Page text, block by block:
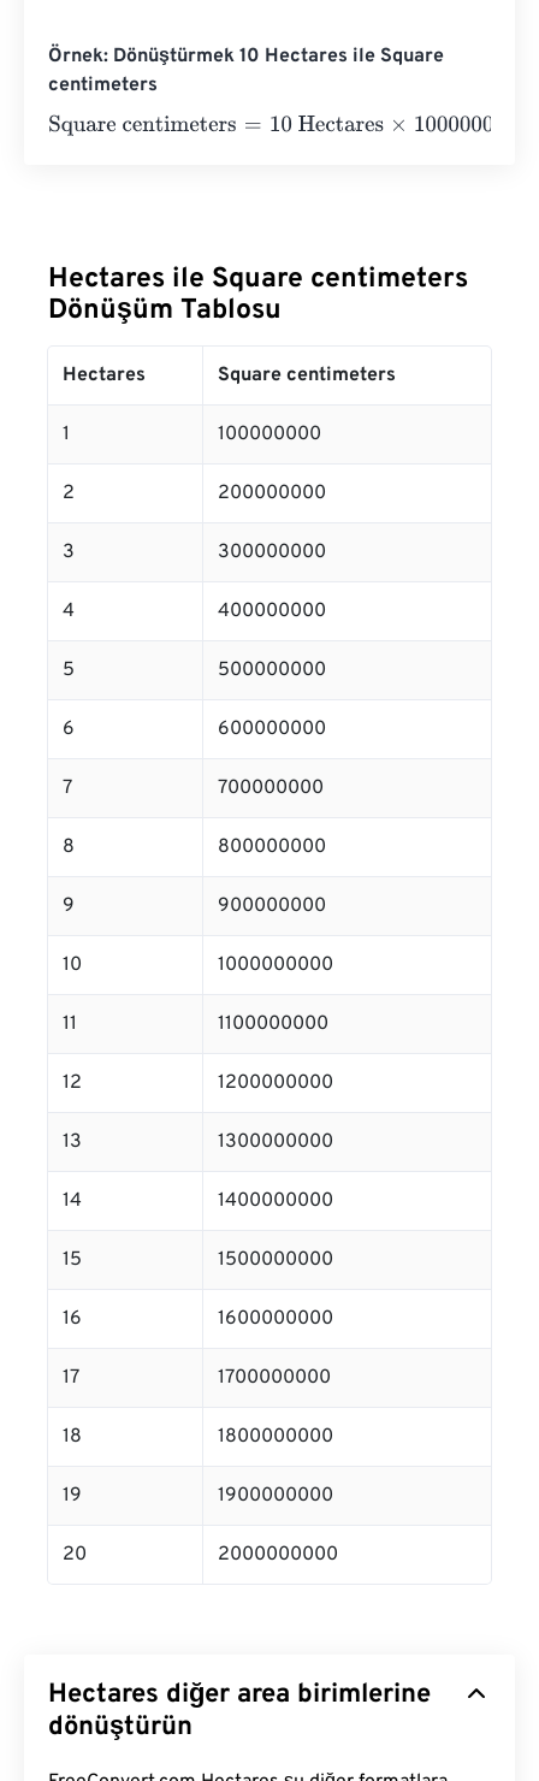
Örnek: Dönüştürmek 10 Hectares ile Square
centimeters
Square centimeters=10 Hectares×100000000=
Hectares ile Square centimeters
Dönüşüm Tablosu
Hectares Square centimeters
1 100000000
2 200000000
3 300000000
4 400000000
5 500000000
6 600000000
7 700000000
8 800000000
9 900000000
10 1000000000
11 1100000000
12 1200000000
13 1300000000
14 1400000000
15 1500000000
16 1600000000
17 1700000000
18 1800000000
19 1900000000
20 2000000000
Hectares diğer area birimlerine
dönüştürün